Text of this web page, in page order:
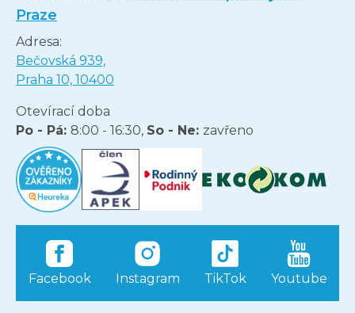
Praze
Adresa:
Bečovská 939,
Praha 10, 10400
Otevírací doba
Po - Pá: 8:00 - 16:30, So - Ne: zavřeno
Facebook Instagram TikTok Youtube